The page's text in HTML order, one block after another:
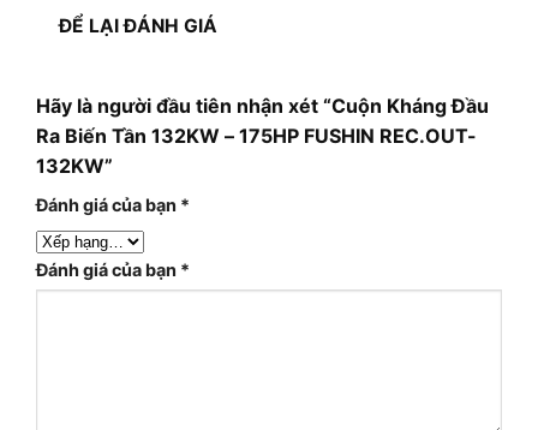
ĐỂ LẠI ĐÁNH GIÁ
Hãy là người đầu tiên nhận xét “Cuộn Kháng Đầu
Ra Biến Tần 132KW – 175HP FUSHIN REC.OUT-
132KW”
Đánh giá của bạn *
Đánh giá của bạn *